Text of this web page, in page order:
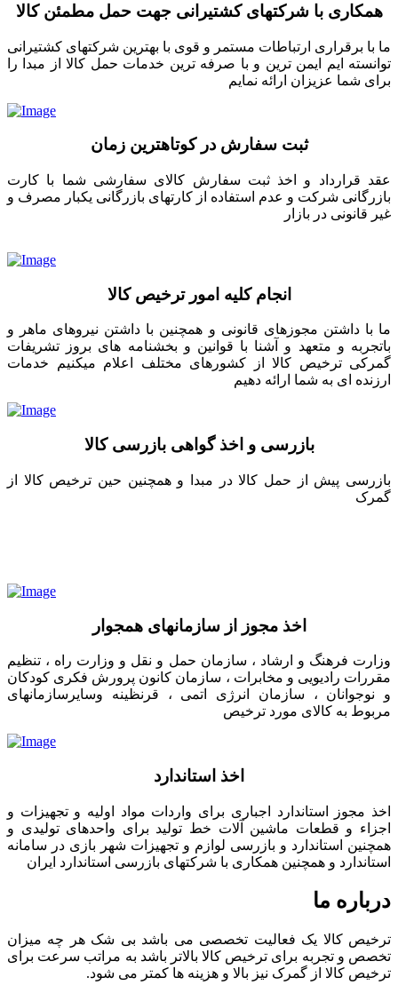
همکاری با شرکتهای کشتیرانی جهت حمل مطمئن کالا
ما با برقراری ارتباطات مستمر و قوی با بهترین شرکتهای کشتیرانی
توانسته ایم ایمن ترین و با صرفه ترین خدمات حمل کالا از مبدا را
برای شما عزیزان ارائه نمایم
ثبت سفارش در کوتاهترین زمان
عقد قرارداد و اخذ ثبت سفارش کالای سفارشی شما با کارت
بازرگانی شرکت و عدم استفاده از کارتهای بازرگانی یکبار مصرف و
غیر قانونی در بازار
انجام کلیه امور ترخیص کالا
ما با داشتن مجوزهای قانونی و همچنین با داشتن نیروهای ماهر و
باتجربه و متعهد و آشنا با قوانین و بخشنامه های بروز تشریفات
گمرکی ترخیص کالا از کشورهای مختلف اعلام میکنیم خدمات
ارزنده ای به شما ارائه دهیم
بازرسی و اخذ گواهی بازرسی کالا
بازرسی پیش از حمل کالا در مبدا و همچنین حین ترخیص کالا از
گمرک
اخذ مجوز از سازمانهای همجوار
وزارت فرهنگ و ارشاد ، سازمان حمل و نقل و وزارت راه ، تنظیم
مقررات رادیویی و مخابرات ، سازمان کانون پرورش فکری کودکان
و نوجوانان ، سازمان انرژی اتمی ، قرنظینه وسایرسازمانهای
مربوط به کالای مورد ترخیص
اخذ استاندارد
اخذ مجوز استاندارد اجباری برای واردات مواد اولیه و تجهیزات و
اجزاء و قطعات ماشین آلات خط تولید برای واحدهای تولیدی و
همچنین استاندارد و بازرسی لوازم و تجهیزات شهر بازی در سامانه
استاندارد و همچنین همکاری با شرکتهای بازرسی استاندارد ایران
درباره ما
ترخیص کالا یک فعالیت تخصصی می باشد بی شک هر چه میزان
تخصص و تجربه برای ترخیص کالا بالاتر باشد به مراتب سرعت برای
ترخیص کالا از گمرک نیز بالا و هزینه ها کمتر می شود.